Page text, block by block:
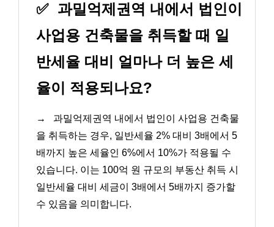
✅ 과밀억제권역 내에서 법인이
사업용 건축물을 취득할 때 일
반세율 대비 얼마나 더 높은 세
율이 적용되나요?
→
과밀억제권역 내에서 법인이 사업용 건축물
을 취득하는 경우, 일반세율 2% 대비 3배에서 5
배까지 높은 세율인 6%에서 10%가 적용될 수
있습니다. 이는 100억 원 규모의 부동산 취득 시
일반세율 대비 세금이 3배에서 5배까지 증가할
수 있음을 의미합니다.